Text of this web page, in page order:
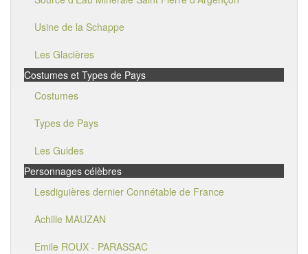
Usine de la Schappe
Les Glacières
Costumes et Types de Pays
Costumes
Types de Pays
Les Guides
Personnages célèbres
Lesdiguières dernier Connétable de France
Achille MAUZAN
Emile ROUX - PARASSAC